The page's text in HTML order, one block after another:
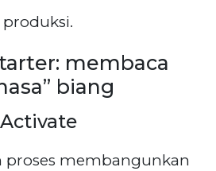
produksi.
membaca
biang
Activate
proses membangunkan